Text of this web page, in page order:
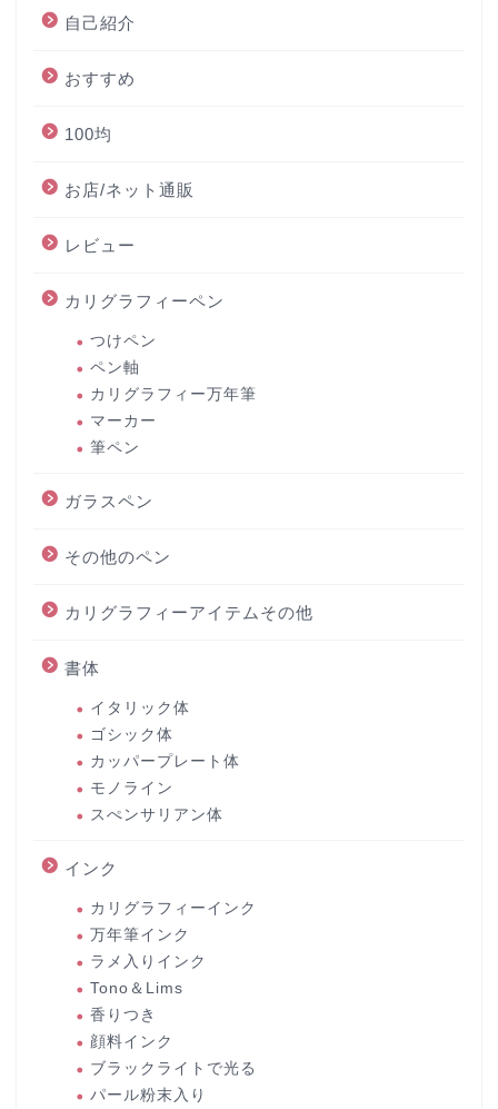
自己紹介
おすすめ
100均
お店/ネット通販
レビュー
カリグラフィーペン
つけペン
ペン軸
カリグラフィー万年筆
マーカー
筆ペン
ガラスペン
その他のペン
カリグラフィーアイテムその他
書体
イタリック体
ゴシック体
カッパープレート体
モノライン
スぺンサリアン体
インク
カリグラフィーインク
万年筆インク
ラメ入りインク
Tono＆Lims
香りつき
顔料インク
ブラックライトで光る
パール粉末入り